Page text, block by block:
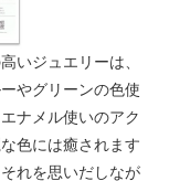
いジュエリーは、
やグリーンの色使
ナメル使いのアク
色には癒されます
れを思いだしなが